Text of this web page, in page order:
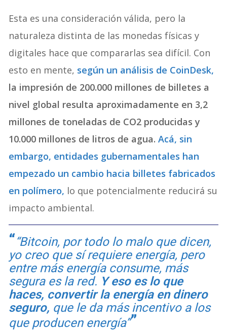
Esta es una consideración válida, pero la
naturaleza distinta de las monedas físicas y
digitales hace que compararlas sea difícil. Con
esto en mente, según un análisis de CoinDesk,
la impresión de 200.000 millones de billetes a
nivel global resulta aproximadamente en 3,2
millones de toneladas de CO2 producidas y
10.000 millones de litros de agua. Acá, sin
embargo, entidades gubernamentales han
empezado un cambio hacia billetes fabricados
en polímero, lo que potencialmente reducirá su
impacto ambiental.
“Bitcoin, por todo lo malo que dicen,
yo creo que sí requiere energía, pero
entre más energía consume, más
segura es la red. Y eso es lo que
haces, convertir la energía en dinero
seguro, que le da más incentivo a los
que producen energía”